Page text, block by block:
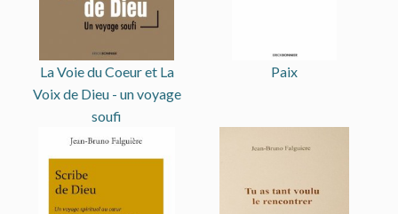
La Voie du Coeur et La
Voix de Dieu - un voyage
soufi
Paix